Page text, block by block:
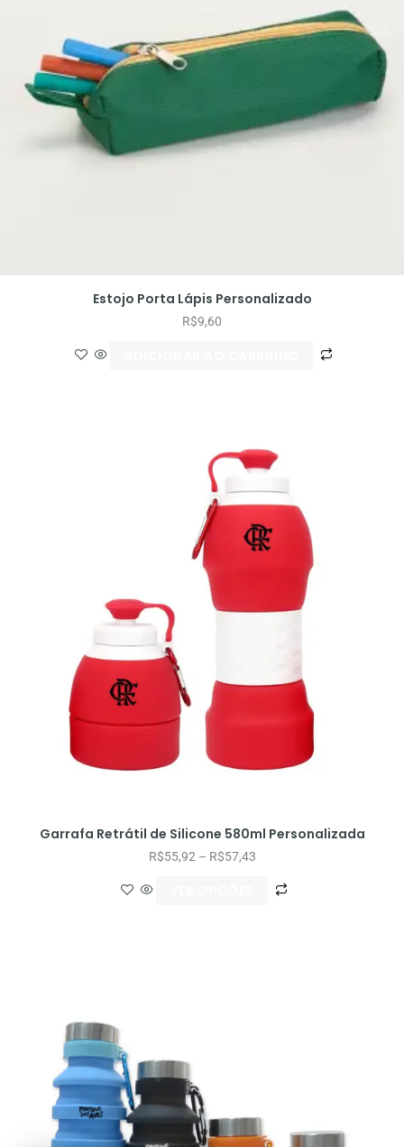
Estojo Porta Lápis Personalizado
R$9,60
Garrafa Retrátil de Silicone 580ml Personalizada
R$55,92 – R$57,43